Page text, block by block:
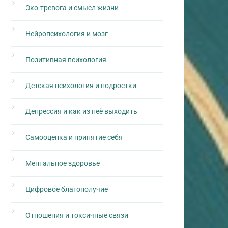
Эко-тревога и смысл жизни
Нейропсихология и мозг
Позитивная психология
Детская психология и подростки
Депрессия и как из неё выходить
Самооценка и принятие себя
Ментальное здоровье
Цифровое благополучие
Отношения и токсичные связи